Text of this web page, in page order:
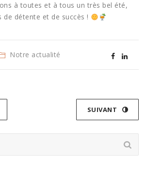
à toutes et à tous un très bel été,
de détente et de succès !
Notre actualité
SUIVANT